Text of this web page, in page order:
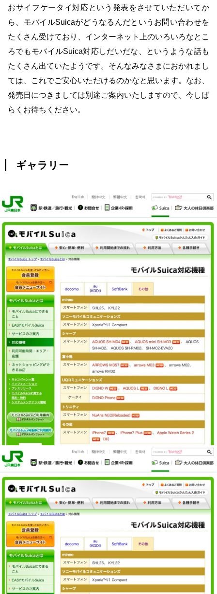
おサイフケータイ対応という発表をさせていただいてか
ら、モバイルSuicaがどうなるんだというお問い合わせを
たくさん受けており、インターネット上のいろいろなとこ
ろでもモバイルSuica対応しだいだな、というような話も
たくさん出ていたようです。そんなみなさまにおかれまし
ては、これでご安心いただけるのかなと思います。なお、
発売日につきましては別途ご案内いたしますので、今しば
らくお待ちください。
ギャラリー